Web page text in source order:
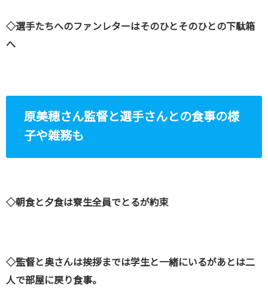
◇選手たちへのファンレターはそのひとそのひとの下駄箱
へ
原美穂さん監督と選手さんとの食事の様
子や雑務も
◇朝食と夕食は寮生全員でとるが約束
◇監督と奥さんは挨拶までは学生と一緒にいるがあとは二
人で部屋に戻り食事。